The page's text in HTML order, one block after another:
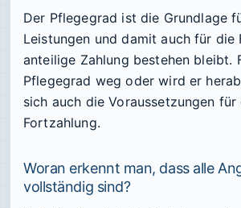
Der Pflegegrad ist die Grundlage
Leistungen und damit auch für die
anteilige Zahlung bestehen bleibt.
Pflegegrad weg oder wird er
sich auch die Voraussetzungen für
Fortzahlung.
Woran erkennt man, dass alle
vollständig sind?